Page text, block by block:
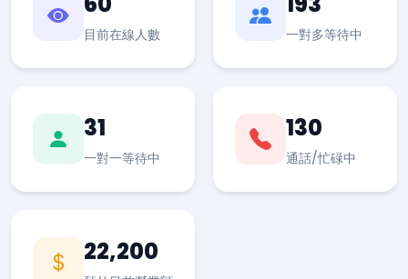
目前在線人數 一對多等待中
31
一對一等待中
130
通話/忙碌中
22,200